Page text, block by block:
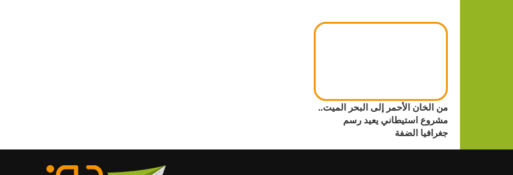
من الخان الأحمر إلى البحر الميت..
مشروع استيطاني يعيد رسم
جغرافيا الضفة